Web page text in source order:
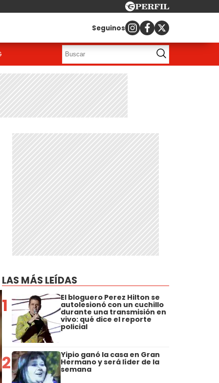
Seguinos
LAS MÁS LEÍDAS
1 El bloguero Perez Hilton se
autolesionó con un cuchillo
durante una transmisión en
vivo: qué dice el reporte
policial
2 Yipio ganó la casa en Gran
Hermano y será líder de la
semana